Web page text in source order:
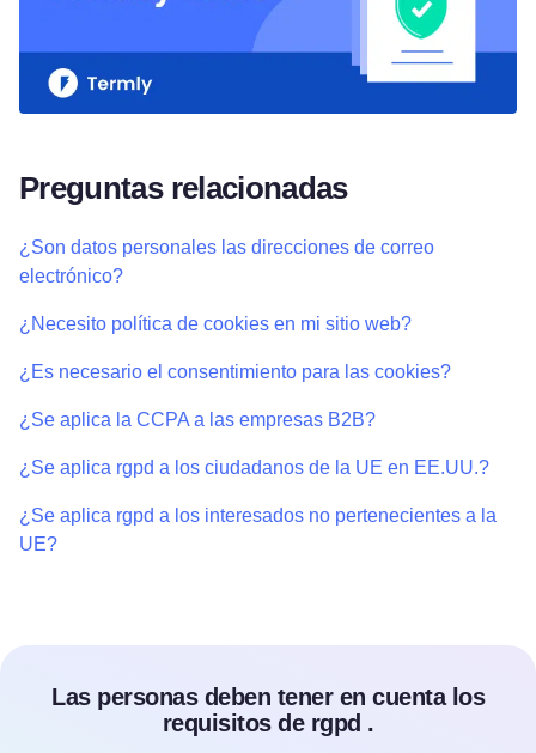
Preguntas relacionadas
¿Son datos personales las direcciones de correo
electrónico?
¿Necesito política de cookies en mi sitio web?
¿Es necesario el consentimiento para las cookies?
¿Se aplica la CCPA a las empresas B2B?
¿Se aplica rgpd a los ciudadanos de la UE en EE.UU.?
¿Se aplica rgpd a los interesados no pertenecientes a la
UE?
Las personas deben tener en cuenta los
requisitos de rgpd .